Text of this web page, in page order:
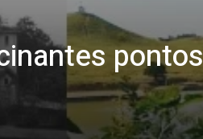
pontos